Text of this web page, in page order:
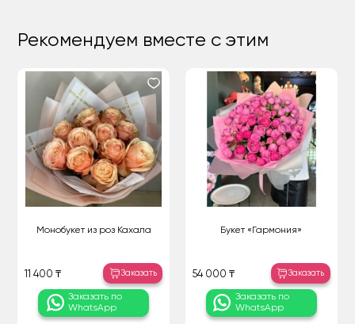
Рекомендуем вместе с этим
Монобукет из роз Кахала
11 400 ₸ Заказать
Заказать по
WhatsApp
Букет «Гармония»
54 000 ₸ Заказать
Заказать по
WhatsApp